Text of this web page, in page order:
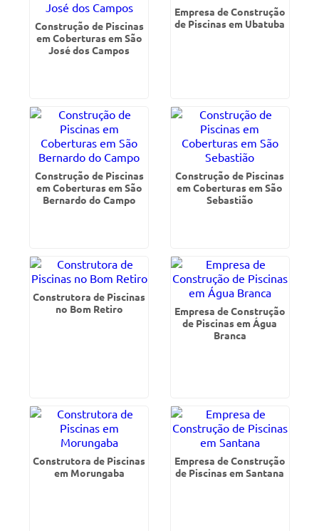
Construção de Piscinas
em Coberturas em São
José dos Campos
Empresa de Construção
de Piscinas em Ubatuba
Construção de Piscinas
em Coberturas em São
Bernardo do Campo
Construção de Piscinas
em Coberturas em São
Sebastião
Construtora de Piscinas
no Bom Retiro
Empresa de Construção
de Piscinas em Água
Branca
Construtora de Piscinas
em Morungaba
Empresa de Construção
de Piscinas em Santana